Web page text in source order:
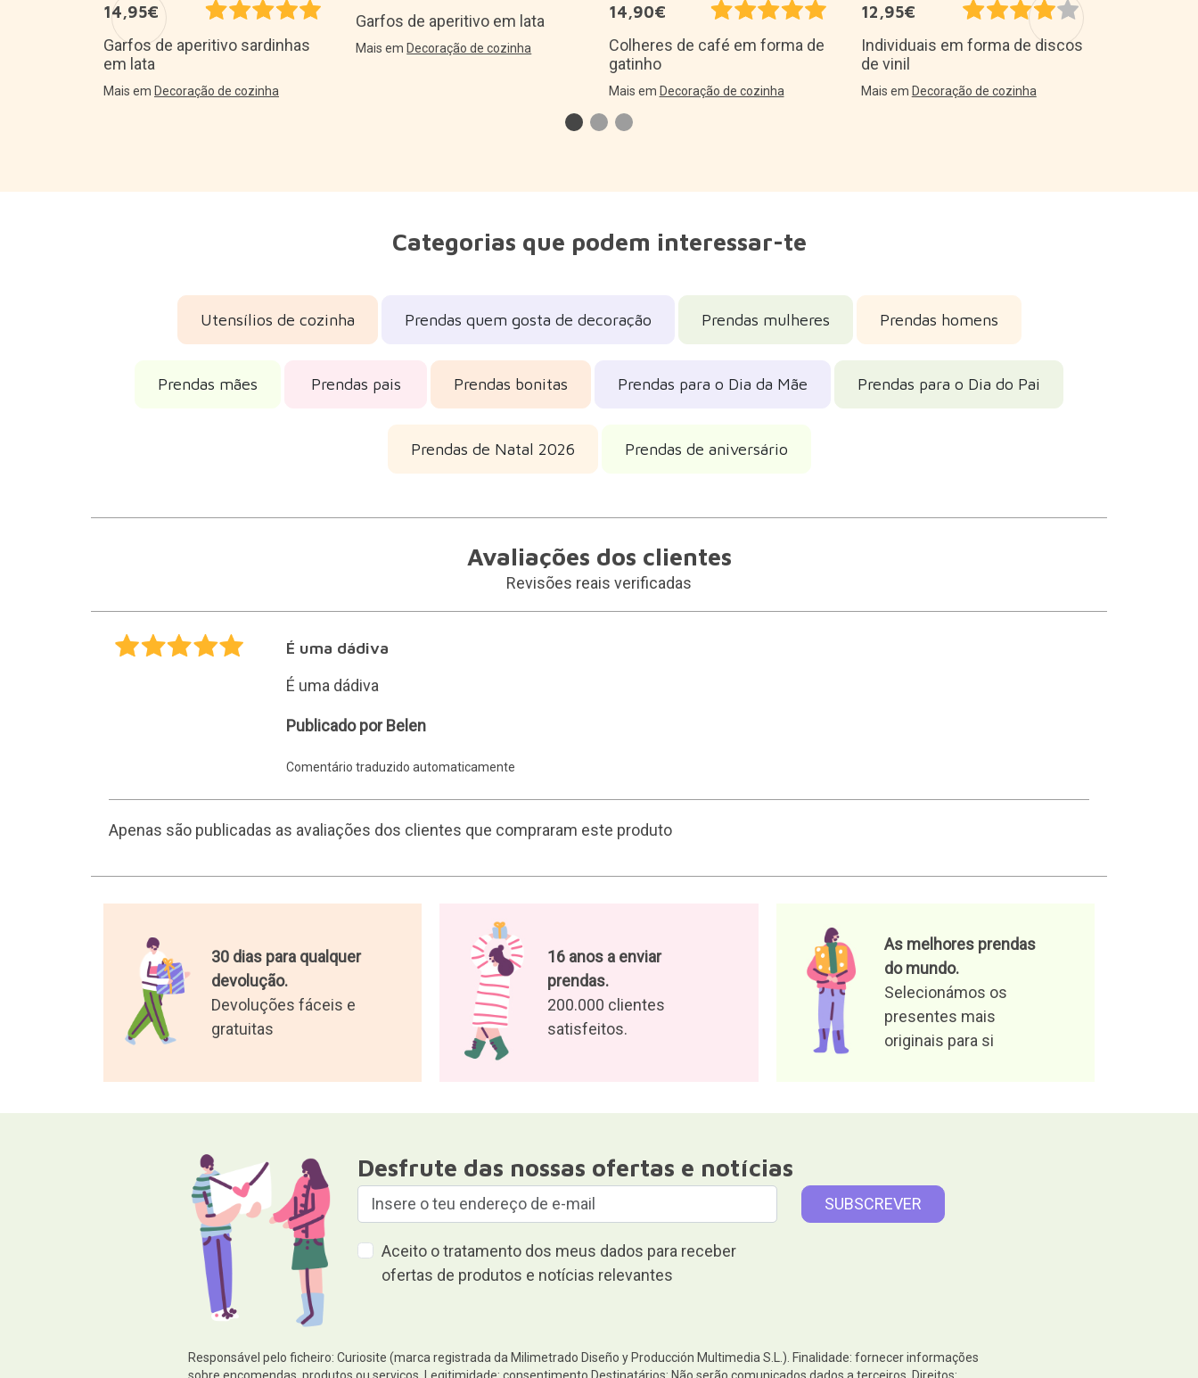
14,95€
Garfos de aperitivo sardinhas
em lata
Mais em Decoração de cozinha
Garfos de aperitivo em lata
Mais em Decoração de cozinha
14,90€
Colheres de café em forma de
gatinho
Mais em Decoração de cozinha
12,95€
Individuais em forma de discos
de vinil
Mais em Decoração de cozinha
Categorias que podem interessar-te
Utensílios de cozinha Prendas quem gosta de decoração Prendas mulheres Prendas homens
Prendas mães Prendas pais Prendas bonitas Prendas para o Dia da Mãe Prendas para o Dia do Pai
Prendas de Natal 2026 Prendas de aniversário
Avaliações dos clientes
Revisões reais verificadas
É uma dádiva
É uma dádiva
Belen
Publicado por Belen
Comentário traduzido automaticamente
Apenas são publicadas as avaliações dos clientes que compraram este produto
30 dias para qualquer
devolução.
Devoluções fáceis e
gratuitas
16 anos a enviar
prendas.
200.000 clientes
satisfeitos.
As melhores prendas
do mundo.
Selecionámos os
presentes mais
originais para si
Desfrute das nossas ofertas e notícias
Aceito o tratamento dos meus dados para receber
ofertas de produtos e notícias relevantes
Responsável pelo ficheiro: Curiosite (marca registrada da Milimetrado Diseño y Producción Multimedia S.L.). Finalidade: fornecer informações